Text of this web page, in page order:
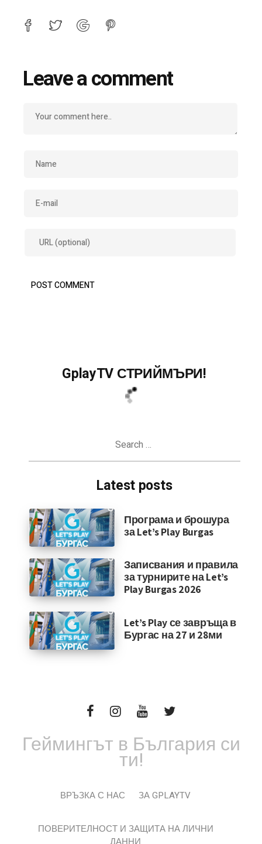
Leave a comment
GplayTV СТРИЙМЪРИ!
Latest posts
Програма и брошура
за Let’s Play Burgas
Записвания и правила
за турнирите на Let’s
Play Burgas 2026
Let’s Play се завръща в
Бургас на 27 и 28ми
Геймингът в България си
ти!
ВРЪЗКА С НАС ЗА GPLAYTV
ПОВЕРИТЕЛНОСТ И ЗАЩИТА НА ЛИЧНИ